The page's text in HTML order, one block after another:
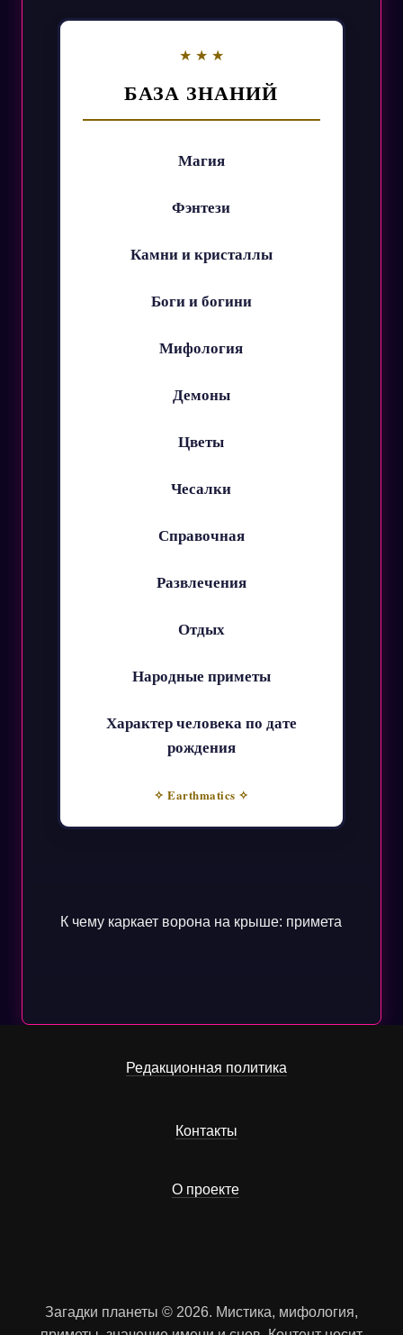
БАЗА ЗНАНИЙ
Магия
Фэнтези
Камни и кристаллы
Боги и богини
Мифология
Демоны
Цветы
Чесалки
Справочная
Развлечения
Отдых
Народные приметы
Характер человека по дате
рождения
✧ Earthmatics ✧
К чему каркает ворона на крыше: примета
Редакционная политика
Контакты
О проекте
Загадки планеты © 2026. Мистика, мифология,